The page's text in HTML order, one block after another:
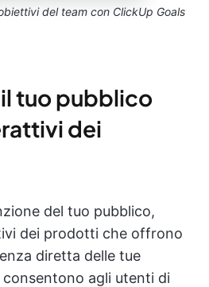
del team con ClickUp Goals
tuo pubblico
dei
del tuo pubblico,
dei prodotti che offrono
diretta delle tue
agli utenti di